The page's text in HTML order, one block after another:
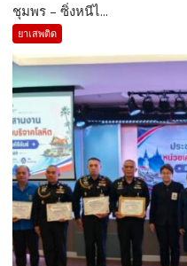
ชุมพร – ซิ่งหนีไ...
ยาเสพติด